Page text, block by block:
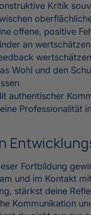
Kritik
offene, positive
an
Wohl und den
authentischer
Professionalität
Fortbildung
und im Kontakt
stärkst deine
Kommunikation